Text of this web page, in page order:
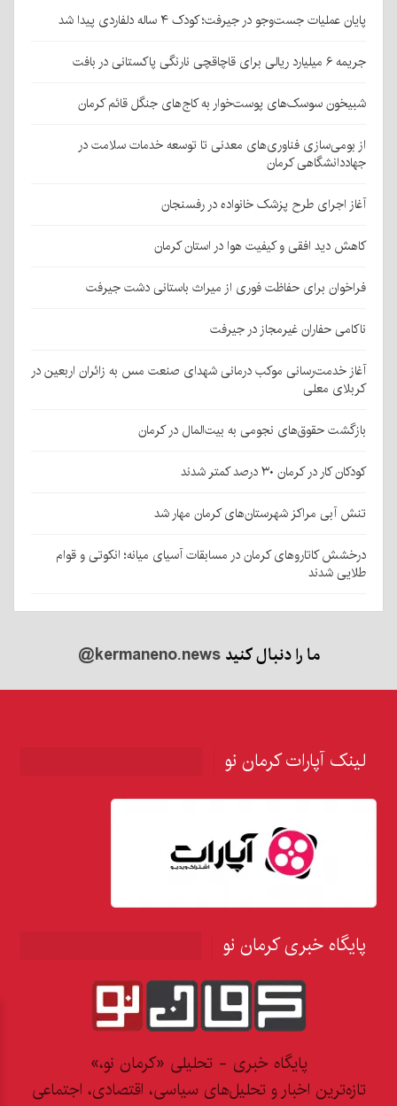
پایان عملیات جست‌وجو در جیرفت؛ کودک ۴ ساله دلفاردی پیدا شد
جریمه ۶ میلیارد ریالی برای قاچاقچی نارنگی پاکستانی در بافت
شبیخون سوسک‌های پوست‌خوار به کاج‌های جنگل قائم کرمان
از بومی‌سازی فناوری‌های معدنی تا توسعه خدمات سلامت در
جهاددانشگاهی کرمان
آغاز اجرای طرح پزشک خانواده در رفسنجان
کاهش دید افقی و کیفیت هوا در استان کرمان
فراخوان برای حفاظت فوری از میراث باستانی دشت جیرفت
ناکامی حفاران غیرمجاز در جیرفت
آغاز خدمت‌رسانی موکب درمانی شهدای صنعت مس به زائران اربعین در
کربلای معلی
بازگشت حقوق‌های نجومی به بیت‌المال در کرمان
کودکان کار در کرمان ۳۰ درصد کمتر شدند
تنش آبی مراکز شهرستان‌های کرمان مهار شد
درخشش کاتاروهای کرمان در مسابقات آسیای میانه؛ انکوتی و قوام
طلایی شدند
ما را دنبال کنید@kermaneno.news
لینک آپارات کرمان نو
پایگاه خبری کرمان نو
پایگاه خبری - تحلیلی «کرمان نو،»
تازه‌ترین اخبار و تحلیل‌های سیاسی، اقتصادی، اجتماعی